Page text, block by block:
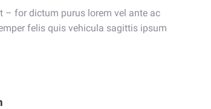
– for dictum purus lorem vel ante ac
felis quis vehicula sagittis ipsum